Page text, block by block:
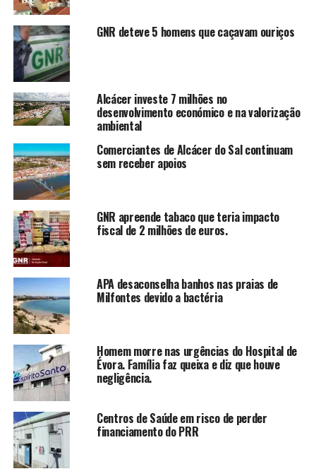
GNR deteve 5 homens que caçavam ouriços
Alcácer investe 7 milhões no
desenvolvimento económico e na valorização
ambiental
Comerciantes de Alcácer do Sal continuam
sem receber apoios
GNR apreende tabaco que teria impacto
fiscal de 2 milhões de euros.
APA desaconselha banhos nas praias de
Milfontes devido a bactéria
Homem morre nas urgências do Hospital de
Évora. Família faz queixa e diz que houve
negligência.
Centros de Saúde em risco de perder
financiamento do PRR